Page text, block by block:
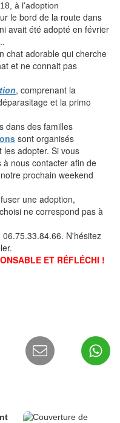
à l'adoption
le bord de la route dans
avait été adopté en février
chat adorable qui cherche
et ne connait pas
, comprenant la
et la primo
dans des familles
sont organisés
adopter. Si vous
nous contacter afin de
prochain weekend
une adoption,
ne correspond pas à
N'hésitez
ET RÉFLÉCHI !